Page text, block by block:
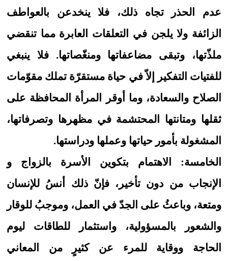
عدم الحذر تجاه ذلك، فلا ينخدعن بالعواطف
الزائفة ولا يلجن في التعلقات العابرة مما تنقضي
ملذّتها، وتبقى مضاعفاتها ومنغّصاتها. فلا ينبغي
للفتيات التفكير إلاّ في حياة مستقرّة تملك مقوّمات
الصلاح والسعادة، وما أوقر المرأة المحافظة على
ثقلها ومتانتها المحتشمة في مظهرها وتصرفاتها،
المشغولة بأمور حياتها وعملها ودراستها.
الخامسة: الاهتمام بتكوين الأسرة بالزواج و
الإنجاب من دون تأخير، فإنّ ذلك أنسُ للإنسان
ومتعة، وباعثُ على الجدّ في العمل، وموجبُ للوقار
والشعور بالمسؤولية، واستثمار للطاقات ليوم
الحاجة ووقاية للمرء عن كثيرٍ من المعاني